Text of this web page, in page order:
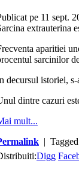
pe 11 sept.
extrauterina
aparitiei
sarcinilor
decursul istoriei,
dintre cazuri
mult...
|
Digg